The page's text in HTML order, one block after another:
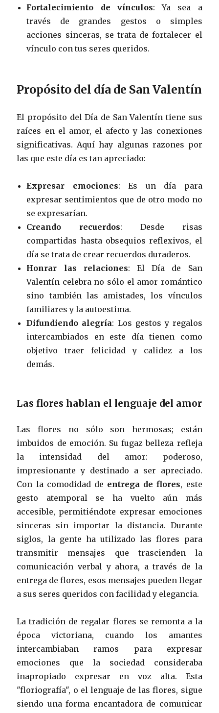
Fortalecimiento de vínculos: Ya sea a
través de grandes gestos o simples
acciones sinceras, se trata de fortalecer el
vínculo con tus seres queridos.
Propósito del día de San Valentín
El propósito del Día de San Valentín tiene sus
raíces en el amor, el afecto y las conexiones
significativas. Aquí hay algunas razones por
las que este día es tan apreciado:
Expresar emociones: Es un día para
expresar sentimientos que de otro modo no
se expresarían.
Creando recuerdos: Desde risas
compartidas hasta obsequios reflexivos, el
día se trata de crear recuerdos duraderos.
Honrar las relaciones: El Día de San
Valentín celebra no sólo el amor romántico
sino también las amistades, los vínculos
familiares y la autoestima.
Difundiendo alegría: Los gestos y regalos
intercambiados en este día tienen como
objetivo traer felicidad y calidez a los
demás.
Las flores hablan el lenguaje del amor
Las flores no sólo son hermosas; están
imbuidos de emoción. Su fugaz belleza refleja
la intensidad del amor: poderoso,
impresionante y destinado a ser apreciado.
Con la comodidad de entrega de flores, este
gesto atemporal se ha vuelto aún más
accesible, permitiéndote expresar emociones
sinceras sin importar la distancia. Durante
siglos, la gente ha utilizado las flores para
transmitir mensajes que trascienden la
comunicación verbal y ahora, a través de la
entrega de flores, esos mensajes pueden llegar
a sus seres queridos con facilidad y elegancia.
La tradición de regalar flores se remonta a la
época victoriana, cuando los amantes
intercambiaban ramos para expresar
emociones que la sociedad consideraba
inapropiado expresar en voz alta. Esta
"floriografía", o el lenguaje de las flores, sigue
siendo una forma encantadora de comunicar